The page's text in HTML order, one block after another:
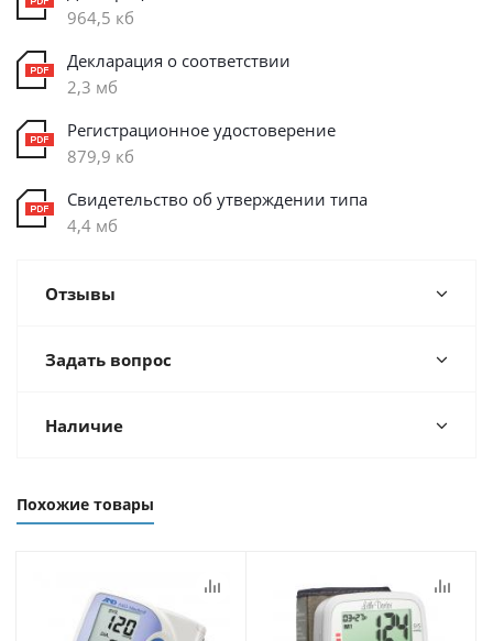
964,5 кб
Декларация о соответствии
2,3 мб
Регистрационное удостоверение
879,9 кб
Свидетельство об утверждении типа
4,4 мб
Отзывы
Задать вопрос
Наличие
Похожие товары